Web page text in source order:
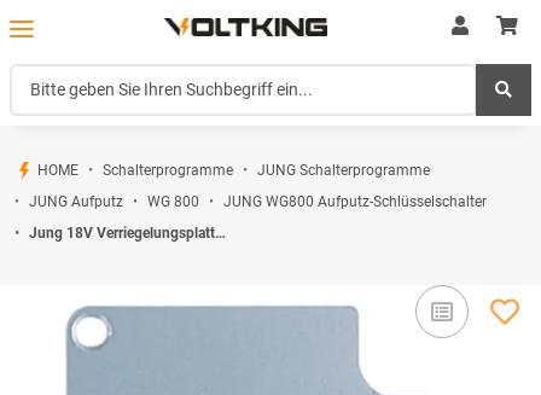
HOME Schalterprogramme
JUNG Schalterprogramme
JUNG Aufputz
WG 800
JUNG WG800 Aufputz-Schlüsselschalter
Jung 18V Verriegelungsplatte Aufputz